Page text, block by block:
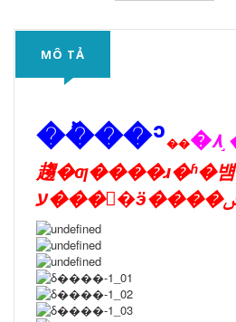
MÔ TẢ
��ܰ��ʾ��
趨�ƣ����ɹ�ʱ�뱸